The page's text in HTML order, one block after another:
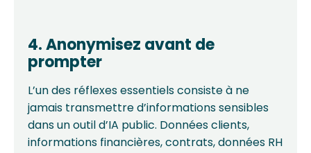
4. Anonymisez avant de
prompter
L’un des réflexes essentiels consiste à ne
jamais transmettre d’informations sensibles
dans un outil d’IA public. Données clients,
informations financières, contrats, données RH